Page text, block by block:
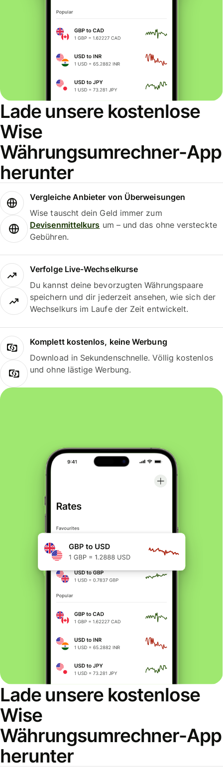
Lade unsere kostenlose
Wise
Währungsumrechner-App
herunter
Vergleiche Anbieter von Überweisungen
Wise tauscht dein Geld immer zum
Devisenmittelkurs um – und das ohne versteckte
Gebühren.
Verfolge Live-Wechselkurse
Du kannst deine bevorzugten Währungspaare
speichern und dir jederzeit ansehen, wie sich der
Wechselkurs im Laufe der Zeit entwickelt.
Komplett kostenlos, keine Werbung
Download in Sekundenschnelle. Völlig kostenlos
und ohne lästige Werbung.
Lade unsere kostenlose
Wise
Währungsumrechner-App
herunter